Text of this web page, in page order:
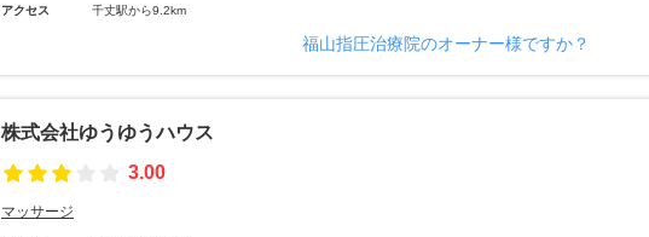
アクセス 千丈駅から9.2km
福山指圧治療院のオーナー様ですか？
株式会社ゆうゆうハウス
3.00
マッサージ